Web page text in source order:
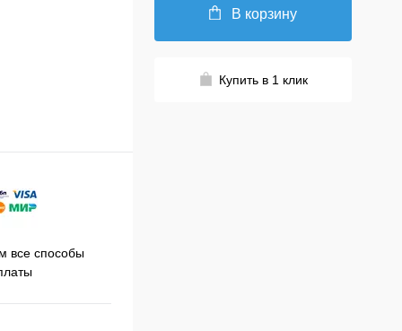
все способы
В корзину
Купить в 1 клик